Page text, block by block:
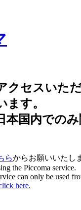
クセスいた
ます。
本国内での
らからお願いいたし
the Piccoma service.
can only be used
here.